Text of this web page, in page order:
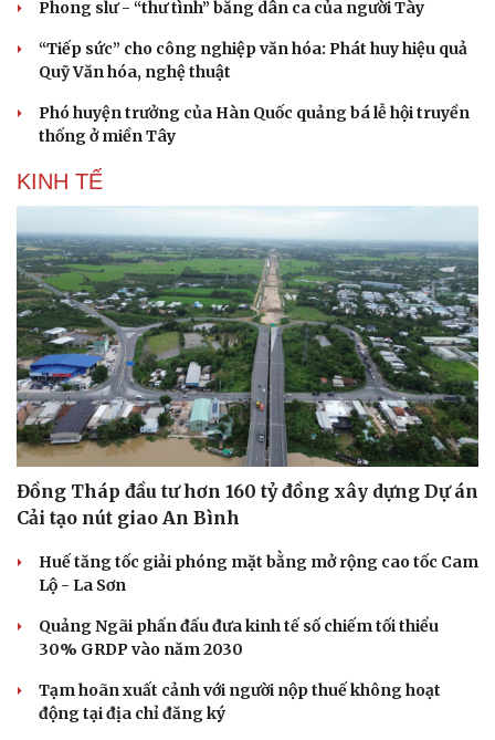
Doanh nghiệp
Thông tin doanh nghiệp
Doanh nhân
Vì cộng đồng
Công nghệ
Chuyển đổi số
Phong slư - “thư tình” bằng dân ca của người Tày
“Tiếp sức” cho công nghiệp văn hóa: Phát huy hiệu quả
Quỹ Văn hóa, nghệ thuật
Phó huyện trưởng của Hàn Quốc quảng bá lễ hội truyền
thống ở miền Tây
KINH TẾ
Đồng Tháp đầu tư hơn 160 tỷ đồng xây dựng Dự án
Cải tạo nút giao An Bình
Huế tăng tốc giải phóng mặt bằng mở rộng cao tốc Cam
Lộ - La Sơn
Quảng Ngãi phấn đấu đưa kinh tế số chiếm tối thiểu
30% GRDP vào năm 2030
Tạm hoãn xuất cảnh với người nộp thuế không hoạt
động tại địa chỉ đăng ký